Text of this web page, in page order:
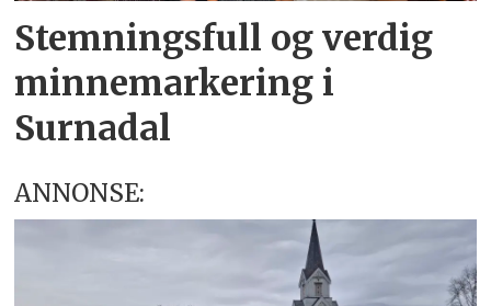
Stemningsfull og verdig
minnemarkering i
Surnadal
ANNONSE: